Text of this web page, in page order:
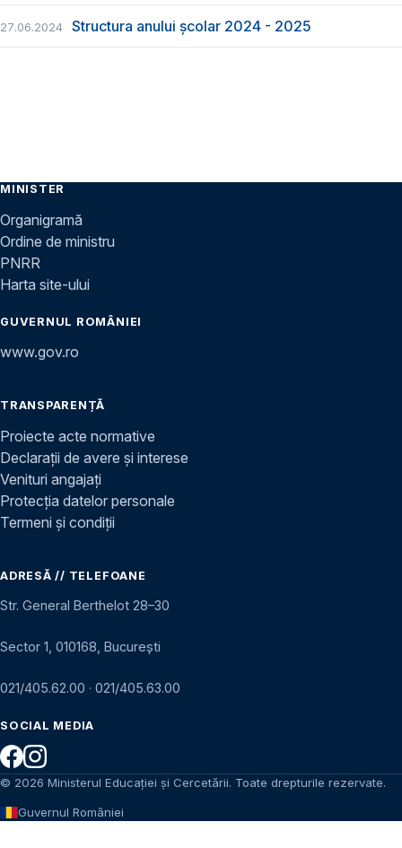
27.06.2024 Structura anului școlar 2024 - 2025
MINISTER
Organigramă
Ordine de ministru
PNRR
Harta site-ului
GUVERNUL ROMÂNIEI
www.gov.ro
TRANSPARENȚĂ
Proiecte acte normative
Declarații de avere și interese
Venituri angajați
Protecția datelor personale
Termeni și condiții
ADRESĂ // TELEFOANE
Str. General Berthelot 28–30
Sector 1, 010168, București
021/405.62.00 · 021/405.63.00
SOCIAL MEDIA
© 2026 Ministerul Educației și Cercetării. Toate drepturile rezervate.
Guvernul României